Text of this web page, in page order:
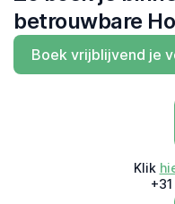
betrouwbare
Boek vrijblijvend je
Klik